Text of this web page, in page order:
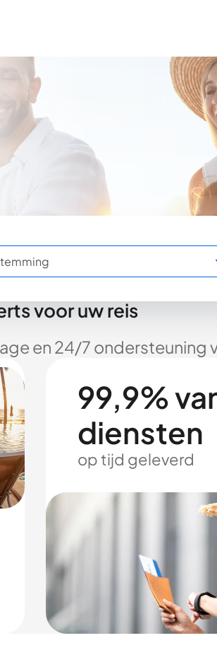
voor uw reis
en 24/7 ondersteuning
99,9%
diensten
op tijd geleverd